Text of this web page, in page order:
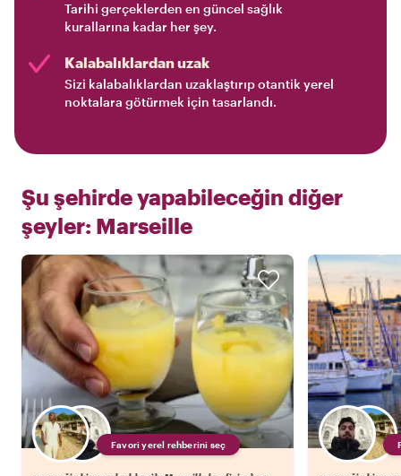
Tarihi gerçeklerden en güncel sağlık
kurallarına kadar her şey.
Kalabalıklardan uzak
Sizi kalabalıklardan uzaklaştırıp otantik yerel
noktalara götürmek için tasarlandı.
Şu şehirde yapabileceğin diğer
şeyler: Marseille
Favori yerel rehberini seç